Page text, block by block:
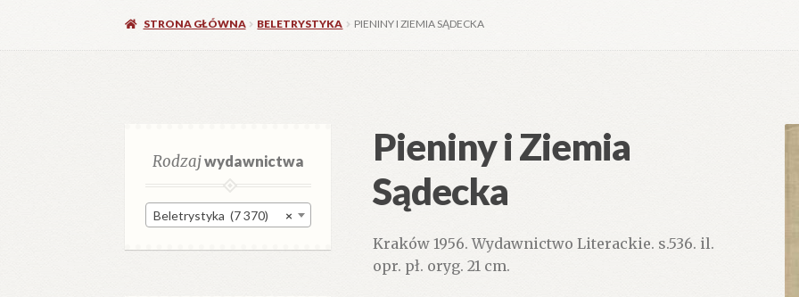
STRONA GŁÓWNA BELETRYSTYKA PIENINY I ZIEMIA SĄDECKA
Pieniny i Ziemia
Sądecka
Kraków 1956. Wydawnictwo Literackie. s.536. il.
opr. pł. oryg. 21 cm.
Rodzajwydawnictwa
×
Beletrystyka (7 370)